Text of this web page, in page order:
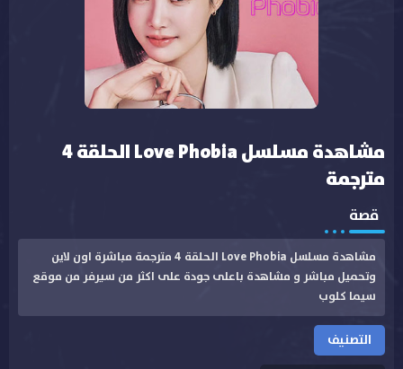
مشاهدة مسلسل Love Phobia الحلقة 4
مترجمة
قصة
مشاهدة مسلسل Love Phobia الحلقة 4 مترجمة مباشرة اون لاين
وتحميل مباشر و مشاهدة باعلى جودة على اكثر من سيرفر من موقع
سيما كلوب
التصنيف